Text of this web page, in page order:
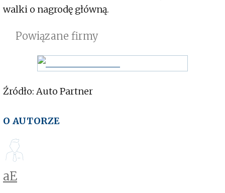
walki o nagrodę główną.
Powiązane firmy
Źródło: Auto Partner
O AUTORZE
aE